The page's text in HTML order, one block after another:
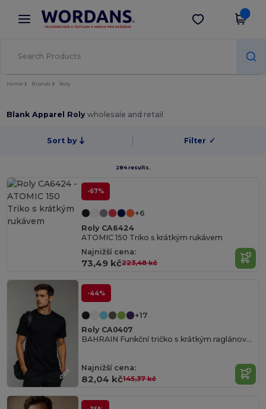
× Aplikace Wordans
Lepší ceny v aplikaci!
Stáhnout app
Home Brands Roly
Blank Apparel Rolywholesale and retail
Sort by Filter ✓
284 results.
-67%
+6
Roly CA6424
ATOMIC 150 Triko s krátkým rukávem
Najnižší cena:
73,49 kč223,48 kč
-44%
+17
Roly CA0407
BAHRAIN Funkční tričko s krátkým raglánovým rukávem
Najnižší cena:
82,04 kč145,37 kč